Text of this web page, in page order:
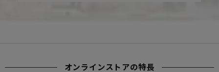
オンラインストアの特長